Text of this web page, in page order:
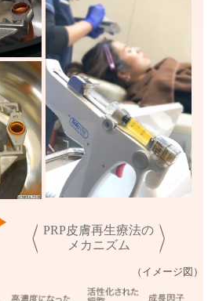
PRP皮膚再生療法の
メカニズム
（イメージ図）